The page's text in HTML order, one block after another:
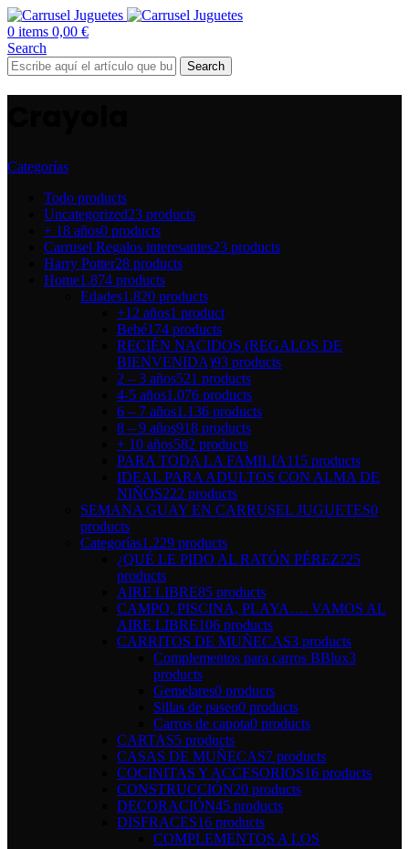
0 items 0,00 €
Search
Search
Categorías
Todo products
Uncategorized23 products
+ 18 años0 products
Carrusel Regalos interesantes23 products
Harry Potter28 products
Home1.874 products
Edades1.820 products
+12 años1 product
Bebé174 products
RECIÉN NACIDOS (REGALOS DE
BIENVENIDA)93 products
2 – 3 años521 products
4-5 años1.076 products
6 – 7 años1.136 products
8 – 9 años918 products
+ 10 años582 products
PARA TODA LA FAMILIA115 products
IDEAL PARA ADULTOS CON ALMA DE
NIÑOS222 products
SEMANA GUAY EN CARRUSEL JUGUETES0
products
Categorías1.229 products
¿QUÉ LE PIDO AL RATÓN PÉREZ?25
products
AIRE LIBRE85 products
CAMPO, PISCINA, PLAYA…. VAMOS AL
AIRE LIBRE106 products
CARRITOS DE MUÑECAS3 products
Complementos para carros BBlux3
products
Gemelares0 products
Sillas de paseo0 products
Carros de capota0 products
CARTAS5 products
CASAS DE MUÑECAS7 products
COCINITAS Y ACCESORIOS16 products
CONSTRUCCIÓN20 products
DECORACIÓN45 products
DISFRACES16 products
COMPLEMENTOS A LOS